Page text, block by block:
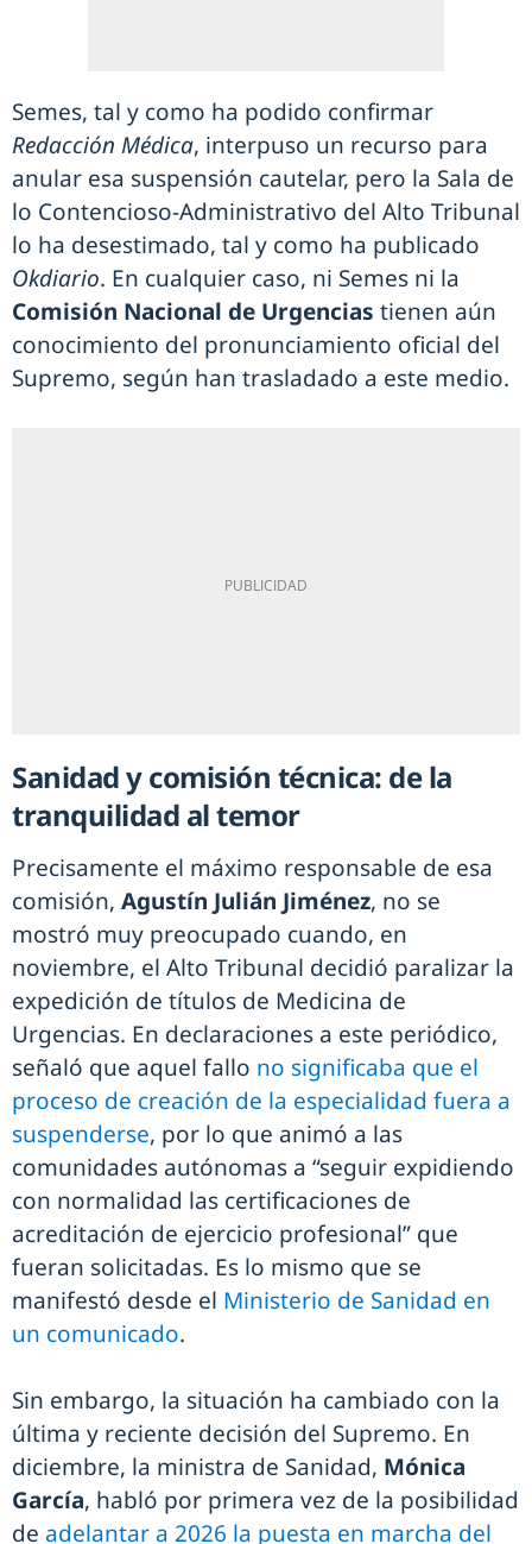
Semes, tal y como ha podido confirmar
Redacción Médica, interpuso un recurso para
anular esa suspensión cautelar, pero la Sala de
lo Contencioso-Administrativo del Alto Tribunal
lo ha desestimado, tal y como ha publicado
Okdiario. En cualquier caso, ni Semes ni la
Comisión Nacional de Urgencias tienen aún
conocimiento del pronunciamiento oficial del
Supremo, según han trasladado a este medio.
Sanidad y comisión técnica: de la
tranquilidad al temor
Precisamente el máximo responsable de esa
comisión, Agustín Julián Jiménez, no se
mostró muy preocupado cuando, en
noviembre, el Alto Tribunal decidió paralizar la
expedición de títulos de Medicina de
Urgencias. En declaraciones a este periódico,
señaló que aquel fallo no significaba que el
proceso de creación de la especialidad fuera a
suspenderse, por lo que animó a las
comunidades autónomas a “seguir expidiendo
con normalidad las certificaciones de
acreditación de ejercicio profesional” que
fueran solicitadas. Es lo mismo que se
manifestó desde el Ministerio de Sanidad en
un comunicado.
Sin embargo, la situación ha cambiado con la
última y reciente decisión del Supremo. En
diciembre, la ministra de Sanidad, Mónica
García, habló por primera vez de la posibilidad
de adelantar a 2026 la puesta en marcha del